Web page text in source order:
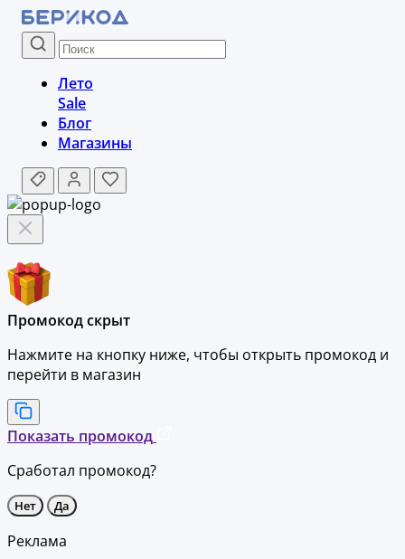
Лето
Sale
Блог
Магазины
Промокод скрыт
Нажмите на кнопку ниже, чтобы открыть промокод и
перейти в магазин
Показать промокод
Сработал промокод?
Нет Да
Реклама